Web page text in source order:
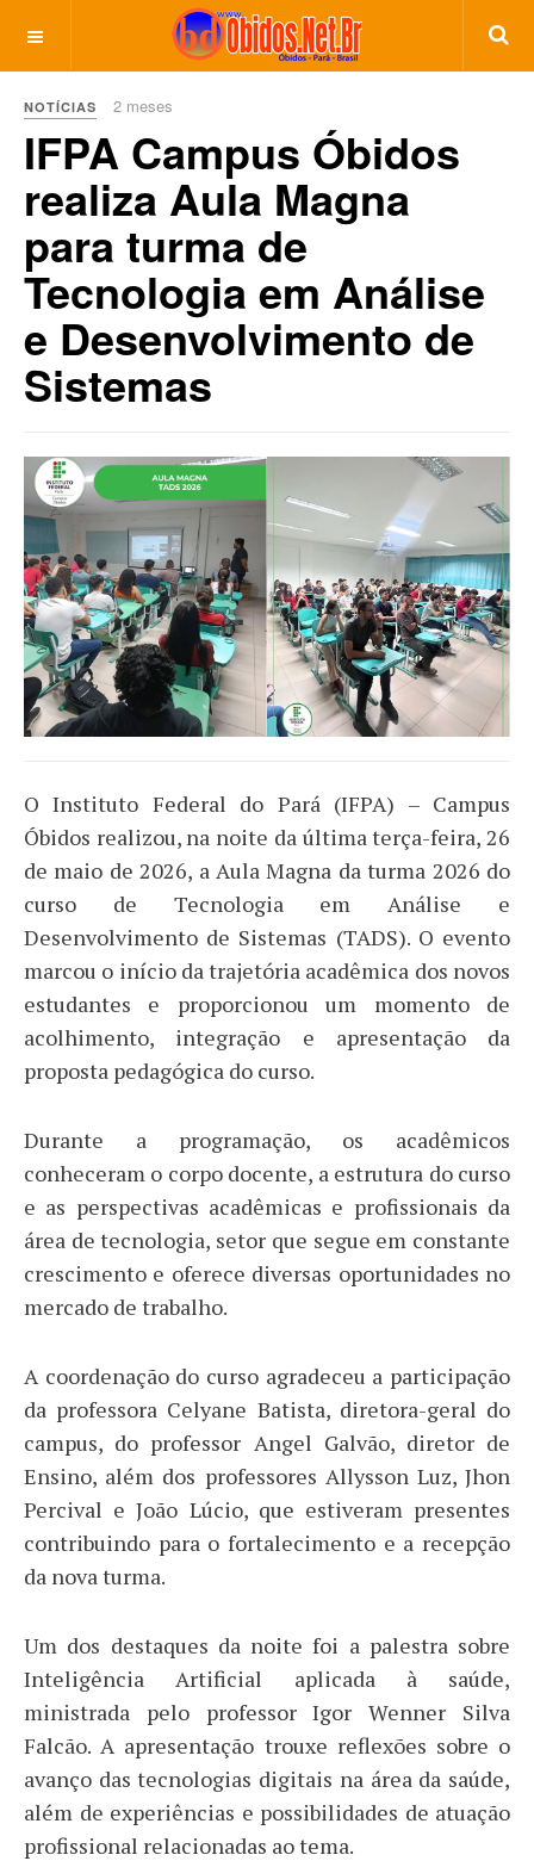
NOTÍCIAS 2 meses
IFPA Campus Óbidos
realiza Aula Magna
para turma de
Tecnologia em Análise
e Desenvolvimento de
Sistemas
O Instituto Federal do Pará (IFPA) – Campus
Óbidos realizou, na noite da última terça-feira, 26
de maio de 2026, a Aula Magna da turma 2026 do
curso de Tecnologia em Análise e
Desenvolvimento de Sistemas (TADS). O evento
marcou o início da trajetória acadêmica dos novos
estudantes e proporcionou um momento de
acolhimento, integração e apresentação da
proposta pedagógica do curso.
Durante a programação, os acadêmicos
conheceram o corpo docente, a estrutura do curso
e as perspectivas acadêmicas e profissionais da
área de tecnologia, setor que segue em constante
crescimento e oferece diversas oportunidades no
mercado de trabalho.
A coordenação do curso agradeceu a participação
da professora Celyane Batista, diretora-geral do
campus, do professor Angel Galvão, diretor de
Ensino, além dos professores Allysson Luz, Jhon
Percival e João Lúcio, que estiveram presentes
contribuindo para o fortalecimento e a recepção
da nova turma.
Um dos destaques da noite foi a palestra sobre
Inteligência Artificial aplicada à saúde,
ministrada pelo professor Igor Wenner Silva
Falcão. A apresentação trouxe reflexões sobre o
avanço das tecnologias digitais na área da saúde,
além de experiências e possibilidades de atuação
profissional relacionadas ao tema.